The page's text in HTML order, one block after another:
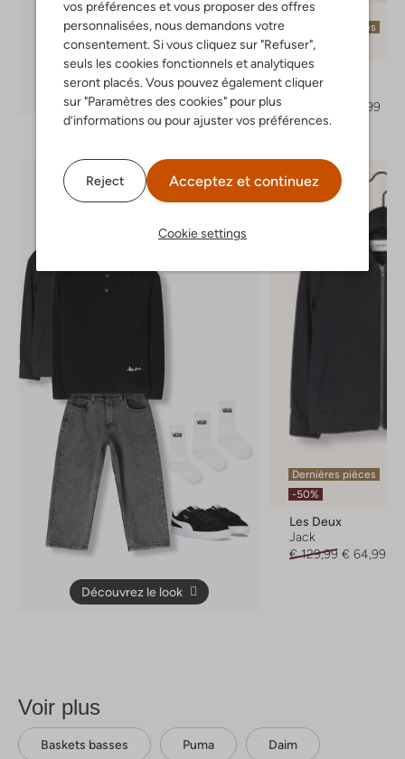
vos préférences et vous proposer des offres
personnalisées, nous demandons votre
consentement. Si vous cliquez sur "Refuser",
seuls les cookies fonctionnels et analytiques
seront placés. Vous pouvez également cliquer
sur "Paramètres des cookies" pour plus
d’informations ou pour ajuster vos préférences.
Reject Acceptez et continuez
Cookie settings
Découvrez le look
Dernières pièces
-50%
Baje Studio
Jack
€ 38,99
Découvrez le look
Dernières pièces
-50%
Les Deux
Jack
€ 129,99 € 64,99
Voir plus
Baskets basses Puma Daim